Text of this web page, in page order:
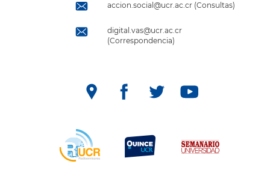
accion.social@ucr.ac.cr (Consultas)
digital.vas@ucr.ac.cr
(Correspondencia)